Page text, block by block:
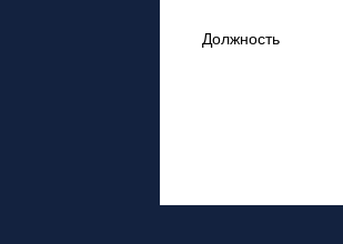
Должность